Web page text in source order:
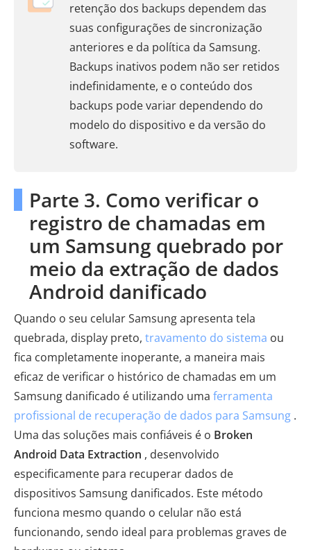
retenção dos backups dependem das
suas configurações de sincronização
anteriores e da política da Samsung.
Backups inativos podem não ser retidos
indefinidamente, e o conteúdo dos
backups pode variar dependendo do
modelo do dispositivo e da versão do
software.
Parte 3. Como verificar o
registro de chamadas em
um Samsung quebrado por
meio da extração de dados
Android danificado
Quando o seu celular Samsung apresenta tela
quebrada, display preto, travamento do sistema ou
fica completamente inoperante, a maneira mais
eficaz de verificar o histórico de chamadas em um
Samsung danificado é utilizando uma ferramenta
profissional de recuperação de dados para Samsung .
Uma das soluções mais confiáveis ​​é o Broken
Android Data Extraction , desenvolvido
especificamente para recuperar dados de
dispositivos Samsung danificados. Este método
funciona mesmo quando o celular não está
funcionando, sendo ideal para problemas graves de